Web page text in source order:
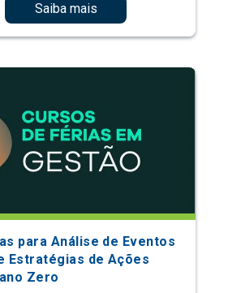
Saiba mais
para Análise de Eventos
Estratégias de Ações
Zero